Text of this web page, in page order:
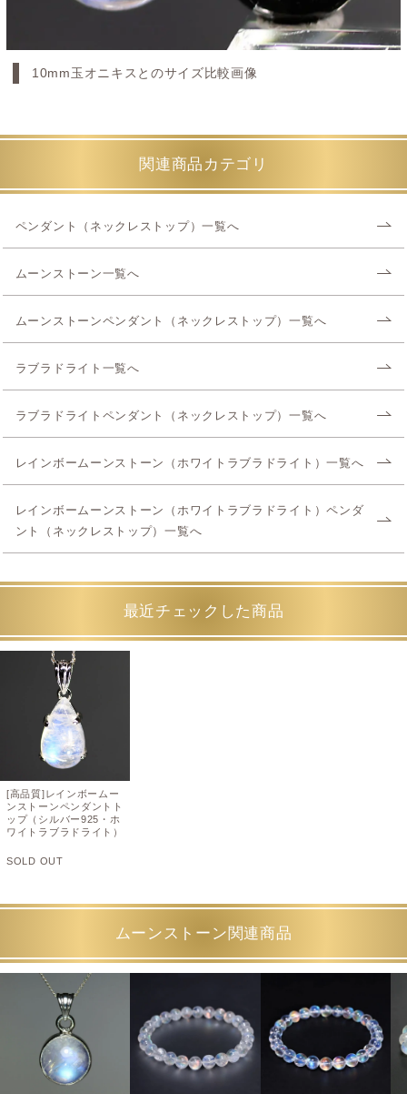
10mm玉オニキスとのサイズ比較画像
関連商品カテゴリ
ペンダント（ネックレストップ）一覧へ
ムーンストーン一覧へ
ムーンストーンペンダント（ネックレストップ）一覧へ
ラブラドライト一覧へ
ラブラドライトペンダント（ネックレストップ）一覧へ
レインボームーンストーン（ホワイトラブラドライト）一覧へ
レインボームーンストーン（ホワイトラブラドライト）ペンダ
ント（ネックレストップ）一覧へ
最近チェックした商品
[高品質]レインボームー
ンストーンペンダントト
ップ（シルバー925・ホ
ワイトラブラドライト）
SOLD OUT
ムーンストーン関連商品